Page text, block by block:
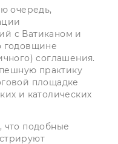
очередь,
с Ватиканом и
годовщине
соглашения.
практику
площадке
и католических
подобные